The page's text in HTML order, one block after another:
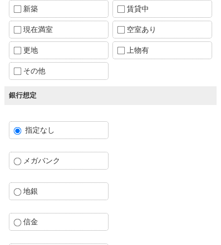
新築 賃貸中
現在満室 空室あり
更地 上物有
その他
銀行想定
指定なし
メガバンク
地銀
信金